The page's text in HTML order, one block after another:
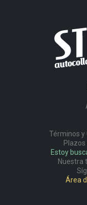
Términos y
Estoy
Nuestra
Área